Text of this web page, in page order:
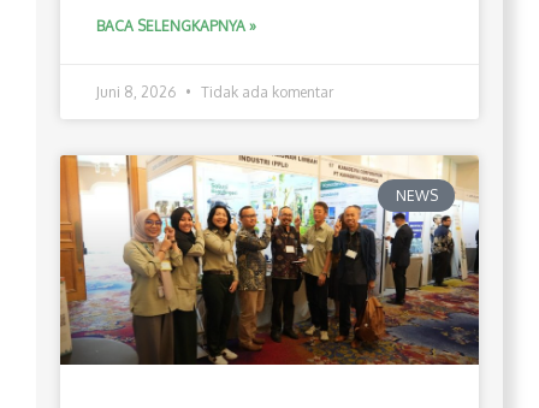
BACA SELENGKAPNYA »
Juni 8, 2026 Tidak ada komentar
NEWS